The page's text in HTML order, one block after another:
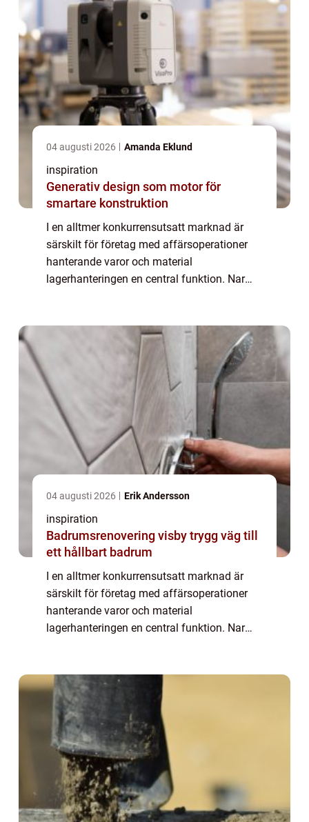
04 augusti 2026 Amanda Eklund
inspiration
Generativ design som motor för
smartare konstruktion
I en alltmer konkurrensutsatt marknad är
särskilt för företag med affärsoperationer
hanterande varor och material
lagerhanteringen en central funktion. Nar
04 augusti 2026 Erik Andersson
inspiration
Badrumsrenovering visby trygg väg till
ett hållbart badrum
I en alltmer konkurrensutsatt marknad är
särskilt för företag med affärsoperationer
hanterande varor och material
lagerhanteringen en central funktion. Nar